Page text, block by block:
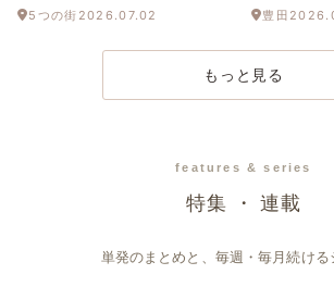
2026.07.02
5つの街 豊田
もっと見る
features & series
特集 ・ 連載
単発のまとめと、毎週・毎月続ける